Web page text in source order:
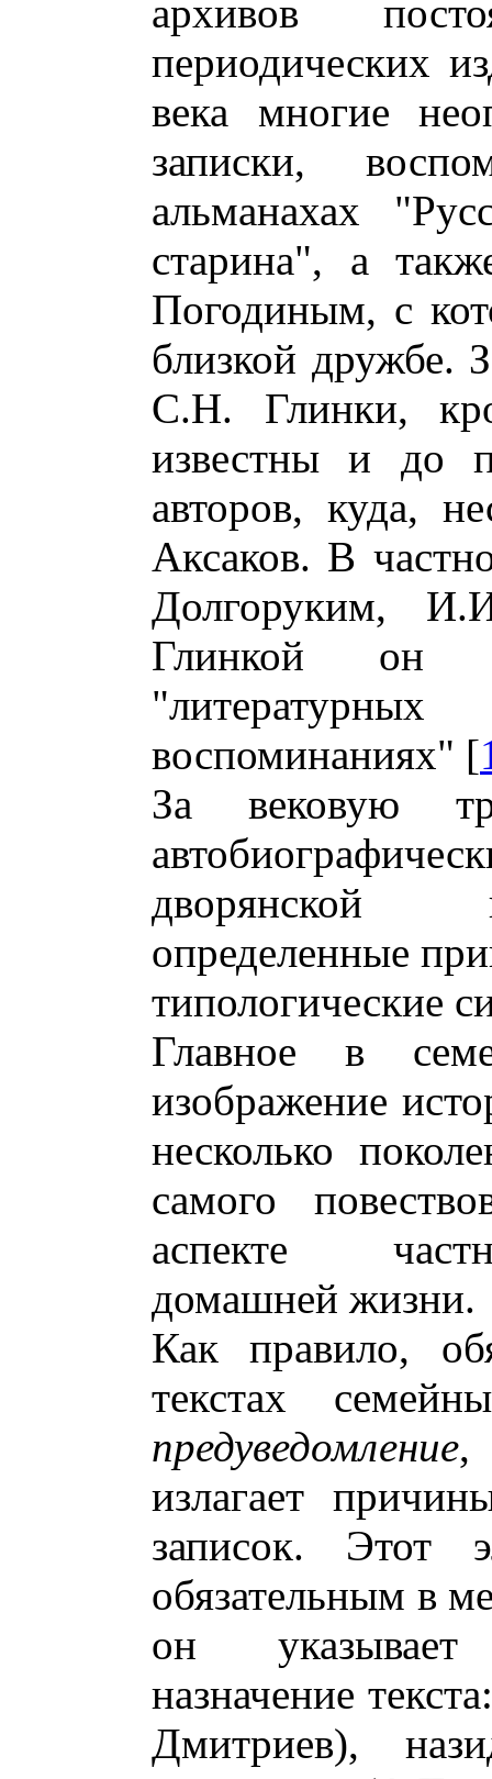
архивов
периодических
века многие
записки,
альманахах
старина", а
Погодиным, с
близкой дружбе.
С.Н. Глинки,
известны и до
авторов, куда,
Аксаков. В
Долгоруким,
Глинкой он
воспоминаниях" [
За вековую
дворянской
определенные
типологические
Главное в
изображение
несколько
самого
аспекте
домашней жизни.
Как правило,
текстах
предуведомление,
излагает
записок. Этот
обязательным в
он
назначение
Дмитриев),